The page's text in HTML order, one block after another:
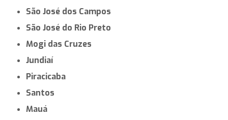
São José dos Campos
São José do Rio Preto
Mogi das Cruzes
Jundiaí
Piracicaba
Santos
Mauá